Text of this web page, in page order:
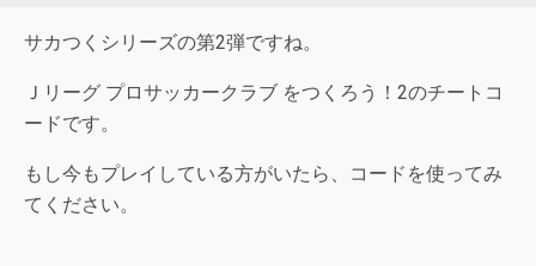
サカつくシリーズの第2弾ですね。
Ｊリーグ プロサッカークラブ をつくろう！2のチートコ
ードです。
もし今もプレイしている方がいたら、コードを使ってみ
てください。